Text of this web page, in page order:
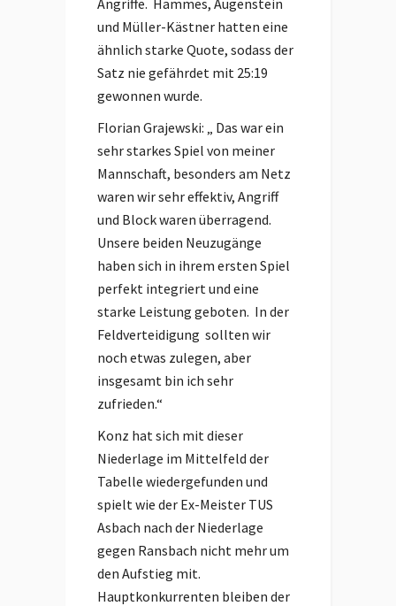
Angriffe. Hammes, Augenstein
und Müller-Kästner hatten eine
ähnlich starke Quote, sodass der
Satz nie gefährdet mit 25:19
gewonnen wurde.
Florian Grajewski: „ Das war ein
sehr starkes Spiel von meiner
Mannschaft, besonders am Netz
waren wir sehr effektiv, Angriff
und Block waren überragend.
Unsere beiden Neuzugänge
haben sich in ihrem ersten Spiel
perfekt integriert und eine
starke Leistung geboten. In der
Feldverteidigung sollten wir
noch etwas zulegen, aber
insgesamt bin ich sehr
zufrieden.“
Konz hat sich mit dieser
Niederlage im Mittelfeld der
Tabelle wiedergefunden und
spielt wie der Ex-Meister TUS
Asbach nach der Niederlage
gegen Ransbach nicht mehr um
den Aufstieg mit.
Hauptkonkurrenten bleiben der